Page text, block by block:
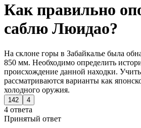
Как правильно
саблю Люидао?
На склоне горы в Забайкалье была
850 мм. Необходимо определить
происхождение данной находки.
рассматриваются варианты как
холодного оружия.
142 4
4 ответа
Принятый ответ